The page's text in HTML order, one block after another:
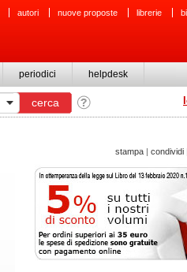
autori nuove proposte librerie
periodici helpdesk
stampa | condividi